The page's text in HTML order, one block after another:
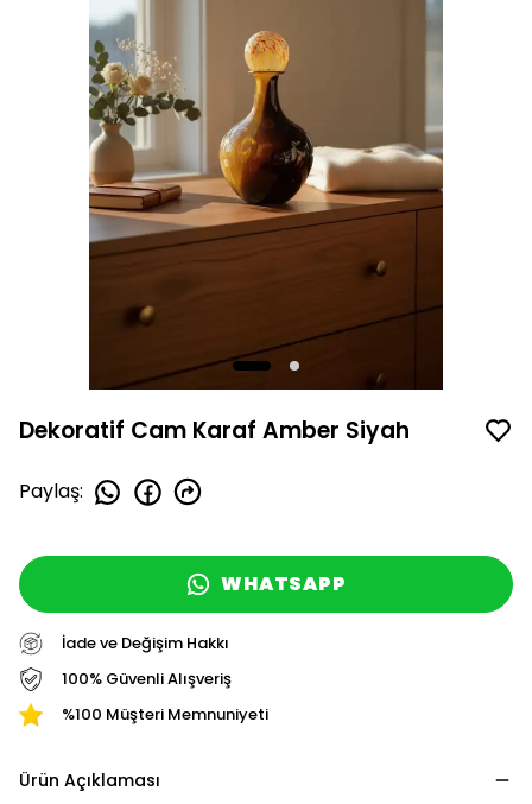
Dekoratif Cam Karaf Amber Siyah
Paylaş:
WHATSAPP
İade ve Değişim Hakkı
100% Güvenli Alışveriş
%100 Müşteri Memnuniyeti
Ürün Açıklaması